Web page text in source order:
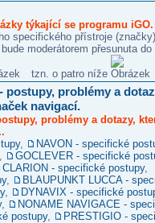
týkající se programu iGO.
specifického přístroje
moderátorem přesunuta do
tzn. o patro níže
postupy, problémy a
navigací.
problémy a dotazy,
,
NAVON - specifické
GOCLEVER - specifické
CLARION - specifické postupy,
,
BLAUPUNKT LUCCA -
,
DYNAVIX - specifické
,
NONAME NAVIGACE -
postupy, PRESTIGIO -